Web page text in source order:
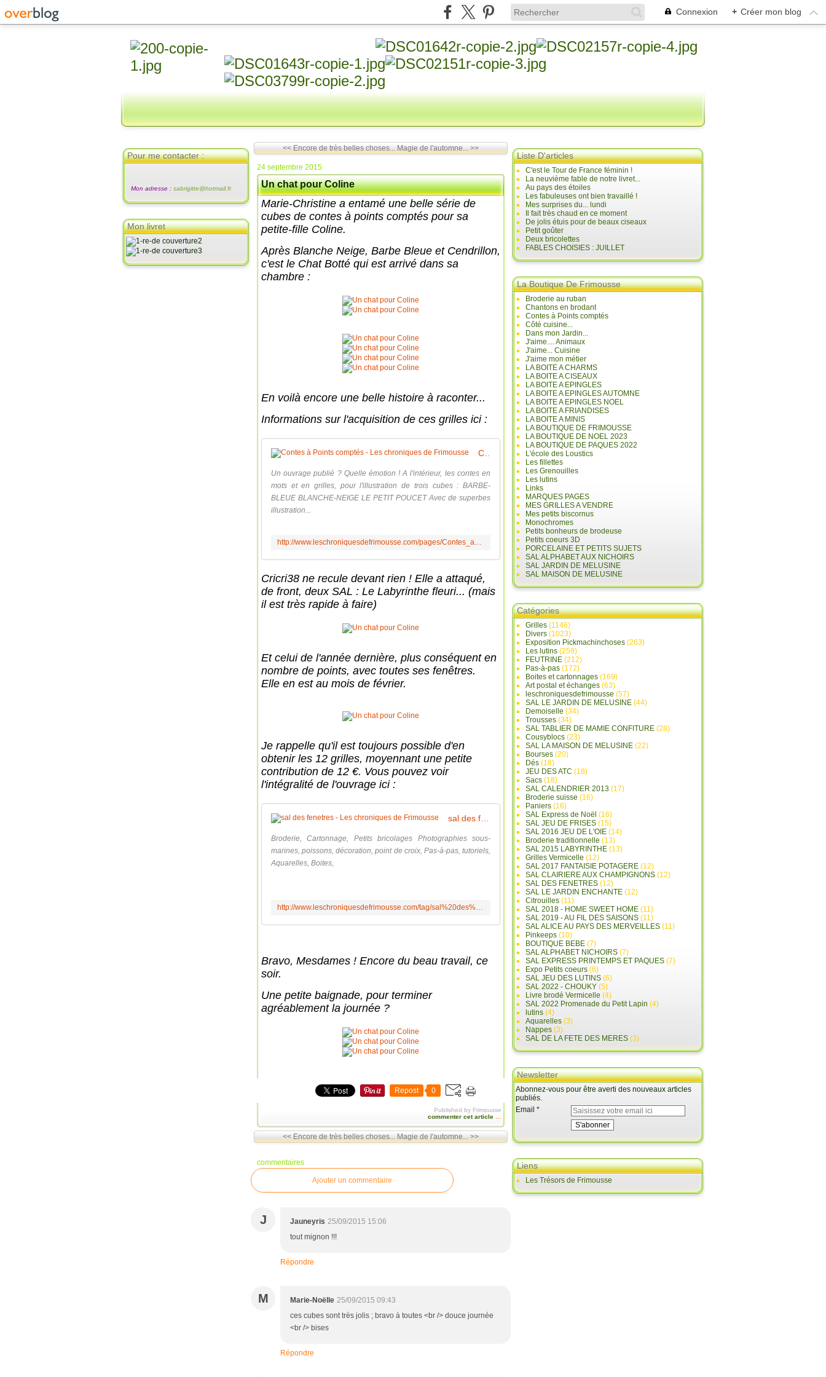
Connexion + Créer mon blog
Pour me contacter :
Mon adresse : sabrigitte@hotmail.fr
Mon livret
<< Encore de très belles choses... Magie de l'automne... >>
24 septembre 2015
Un chat pour Coline
Marie-Christine a entamé une belle série de
cubes de contes à points comptés pour sa
petite-fille Coline.
Après Blanche Neige, Barbe Bleue et Cendrillon,
c'est le Chat Botté qui est arrivé dans sa
chambre :
En voilà encore une belle histoire à raconter...
Informations sur l'acquisition de ces grilles ici :
Un ouvrage publié ? Quelle émotion ! A l'intérieur, les contes en
mots et en grilles, pour l'illustration de trois cubes : BARBE-
BLEUE BLANCHE-NEIGE LE PETIT POUCET Avec de superbes
illustration...
http://www.leschroniquesdefrimousse.com/pages/Contes_a_Points_comptes-5917870.html
Cricri38 ne recule devant rien ! Elle a attaqué,
de front, deux SAL : Le Labyrinthe fleuri... (mais
il est très rapide à faire)
Et celui de l'année dernière, plus conséquent en
nombre de points, avec toutes ses fenêtres.
Elle en est au mois de février.
Je rappelle qu'il est toujours possible d'en
obtenir les 12 grilles, moyennant une petite
contribution de 12 €. Vous pouvez voir
l'intégralité de l'ouvrage ici :
Broderie, Cartonnage, Petits bricolages Photographies sous-
marines, poissons, décoration, point de croix, Pas-à-pas, tutoriels,
Aquarelles, Boites,
http://www.leschroniquesdefrimousse.com/tag/sal%20des%20fenetres/
Bravo, Mesdames ! Encore du beau travail, ce
soir.
Une petite baignade, pour terminer
agréablement la journée ?
Repost 0
Published by Frimousse
commenter cet article
<< Encore de très belles choses... Magie de l'automne... >>
commentaires
Ajouter un commentaire
J Jauneyris 25/09/2015 15:06
tout mignon !!!
Répondre
M Marie-Noëlle 25/09/2015 09:43
ces cubes sont très jolis ; bravo à toutes <br /> douce journée
<br /> bises
Répondre
Liste D'articles
C'est le Tour de France féminin !
La neuvième fable de notre livret...
Au pays des étoiles
Les fabuleuses ont bien travaillé !
Mes surprises du... lundi
Il fait très chaud en ce moment
De jolis étuis pour de beaux ciseaux
Petit goûter
Deux bricolettes
FABLES CHOISIES : JUILLET
La Boutique De Frimousse
Broderie au ruban
Chantons en brodant
Contes à Points comptés
Côté cuisine...
Dans mon Jardin...
J'aime.... Animaux
J'aime... Cuisine
J'aime mon métier
LA BOITE A CHARMS
LA BOITE A CISEAUX
LA BOITE A EPINGLES
LA BOITE A EPINGLES AUTOMNE
LA BOITE A EPINGLES NOEL
LA BOITE A FRIANDISES
LA BOITE A MINIS
LA BOUTIQUE DE FRIMOUSSE
LA BOUTIQUE DE NOEL 2023
LA BOUTIQUE DE PAQUES 2022
L'école des Loustics
Les fillettes
Les Grenouilles
Les lutins
Links
MARQUES PAGES
MES GRILLES A VENDRE
Mes petits biscornus
Monochromes
Petits bonheurs de brodeuse
Petits coeurs 3D
PORCELAINE ET PETITS SUJETS
SAL ALPHABET AUX NICHOIRS
SAL JARDIN DE MELUSINE
SAL MAISON DE MELUSINE
Catégories
Grilles (1146)
Divers (1023)
Exposition Pickmachinchoses (263)
Les lutins (259)
FEUTRINE (212)
Pas-à-pas (172)
Boites et cartonnages (169)
Art postal et échanges (63)
leschroniquesdefrimousse (57)
SAL LE JARDIN DE MELUSINE (44)
Demoiselle (34)
Trousses (34)
SAL TABLIER DE MAMIE CONFITURE (28)
Cousyblocs (23)
SAL LA MAISON DE MELUSINE (22)
Bourses (20)
Dés (18)
JEU DES ATC (18)
Sacs (18)
SAL CALENDRIER 2013 (17)
Broderie suisse (16)
Paniers (16)
SAL Express de Noël (16)
SAL JEU DE FRISES (15)
SAL 2016 JEU DE L'OIE (14)
Broderie traditionnelle (13)
SAL 2015 LABYRINTHE (13)
Grilles Vermicelle (12)
SAL 2017 FANTAISIE POTAGERE (12)
SAL CLAIRIERE AUX CHAMPIGNONS (12)
SAL DES FENETRES (12)
SAL LE JARDIN ENCHANTE (12)
Citrouilles (11)
SAL 2018 - HOME SWEET HOME (11)
SAL 2019 - AU FIL DES SAISONS (11)
SAL ALICE AU PAYS DES MERVEILLES (11)
Pinkeeps (10)
BOUTIQUE BEBE (7)
SAL ALPHABET NICHOIRS (7)
SAL EXPRESS PRINTEMPS ET PAQUES (7)
Expo Petits coeurs (6)
SAL JEU DES LUTINS (6)
SAL 2022 - CHOUKY (5)
Livre brodé Vermicelle (4)
SAL 2022 Promenade du Petit Lapin (4)
lutins (4)
Aquarelles (3)
Nappes (3)
SAL DE LA FETE DES MERES (3)
Newsletter
Abonnez-vous pour être averti des nouveaux articles
publiés.
Email
Liens
Les Trésors de Frimousse